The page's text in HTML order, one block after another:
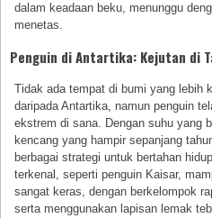
dalam keadaan beku, menunggu
menetas.
Penguin di Antartika: Kejutan di
Tidak ada tempat di bumi yang lebih
daripada Antartika, namun penguin
ekstrem di sana. Dengan suhu yang
kencang yang hampir sepanjang
berbagai strategi untuk bertahan
terkenal, seperti penguin Kaisar,
sangat keras, dengan berkelompok
serta menggunakan lapisan lemak